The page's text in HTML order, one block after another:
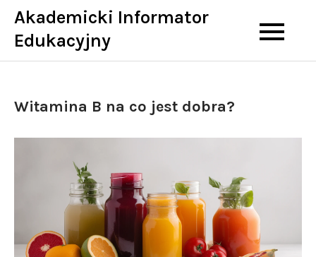
Skip
content
Akademicki Informator
Edukacyjny
Witamina B na co jest dobra?